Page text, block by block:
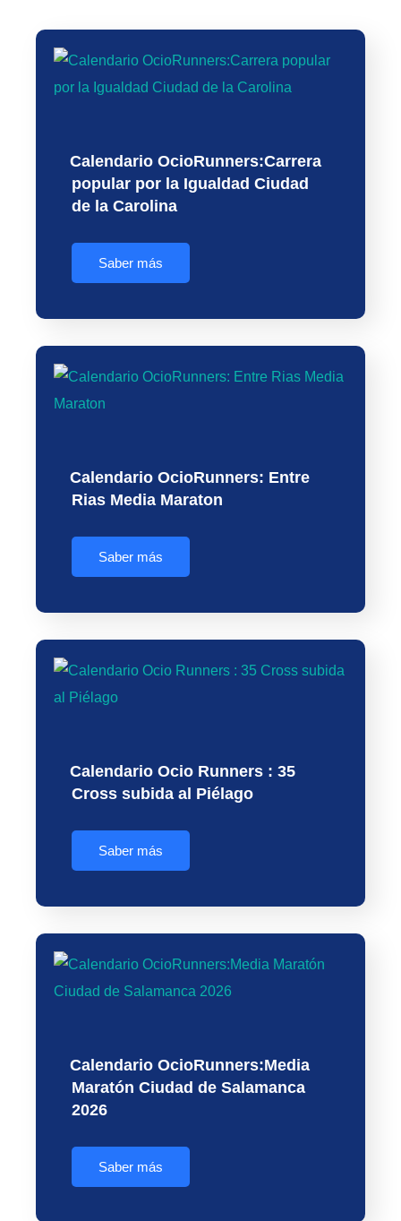
Calendario OcioRunners:Carrera
popular por la Igualdad Ciudad
de la Carolina
Saber más
Calendario OcioRunners: Entre
Rias Media Maraton
Saber más
Calendario Ocio Runners : 35
Cross subida al Piélago
Saber más
Calendario OcioRunners:Media
Maratón Ciudad de Salamanca
2026
Saber más